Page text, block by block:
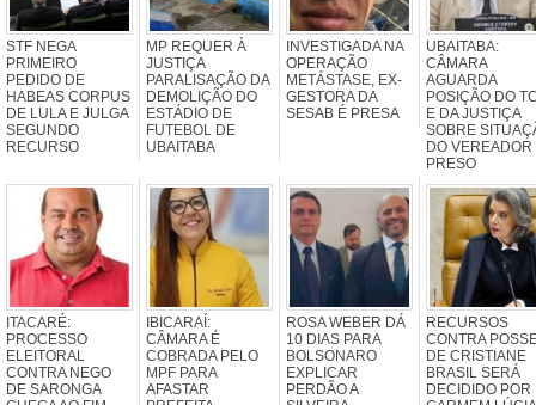
STF NEGA
PRIMEIRO
PEDIDO DE
HABEAS CORPUS
DE LULA E JULGA
SEGUNDO
RECURSO
MP REQUER À
JUSTIÇA
PARALISAÇÃO DA
DEMOLIÇÃO DO
ESTÁDIO DE
FUTEBOL DE
UBAITABA
INVESTIGADA NA
OPERAÇÃO
METÁSTASE, EX-
GESTORA DA
SESAB É PRESA
UBAITABA:
CÂMARA
AGUARDA
POSIÇÃO DO
E DA JUSTIÇA
SOBRE
DO VEREADOR
PRESO
ITACARÉ:
PROCESSO
ELEITORAL
CONTRA NEGO
DE SARONGA
IBICARAÍ:
CÂMARA É
COBRADA PELO
MPF PARA
AFASTAR
ROSA WEBER DÁ
10 DIAS PARA
BOLSONARO
EXPLICAR
PERDÃO A
RECURSOS
CONTRA
DE CRISTIANE
BRASIL SERÁ
DECIDIDO POR